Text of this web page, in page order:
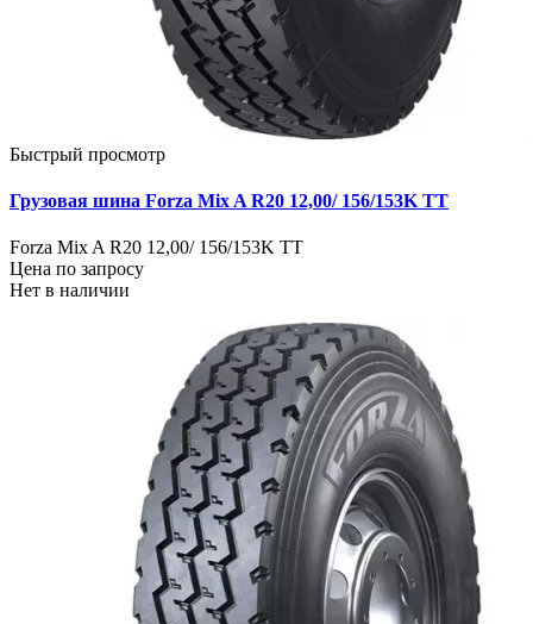
Быстрый просмотр
Грузовая шина Forza Mix A R20 12,00/ 156/153K TT
Forza Mix A R20 12,00/ 156/153K TT
Цена по запросу
Нет в наличии